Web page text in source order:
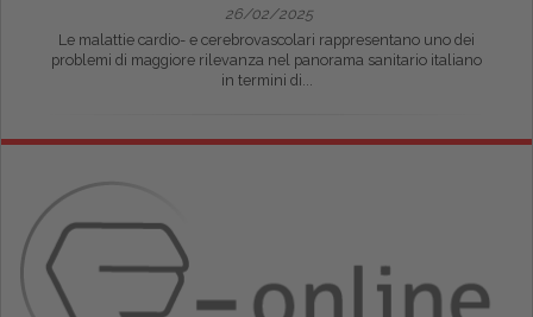
26/02/2025
Le malattie cardio- e cerebrovascolari rappresentano uno dei
problemi di maggiore rilevanza nel panorama sanitario italiano
in termini di...